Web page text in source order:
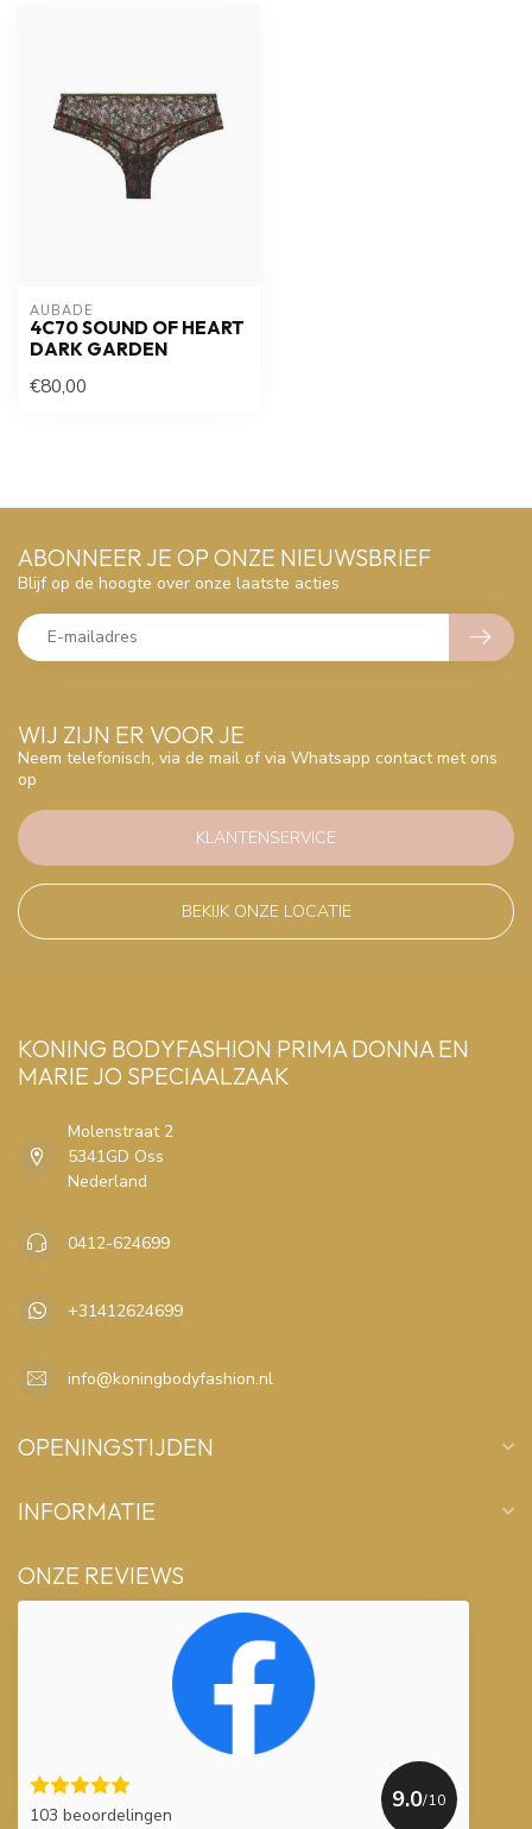
AUBADE
4C70 SOUND OF HEART
DARK GARDEN
€80,00
WIJ ZIJN ER VOOR JE
Neem telefonisch, via de mail of via Whatsapp contact met ons
op
KLANTENSERVICE
BEKIJK ONZE LOCATIE
ABONNEER JE OP ONZE NIEUWSBRIEF
Blijf op de hoogte over onze laatste acties
KONING BODYFASHION PRIMA DONNA EN
MARIE JO SPECIAALZAAK
Molenstraat 2
5341GD Oss
Nederland
0412-624699
+31412624699
info@koningbodyfashion.nl
OPENINGSTIJDEN
INFORMATIE
ONZE REVIEWS
103 beoordelingen
9.0/10